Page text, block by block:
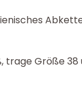
trage Größe